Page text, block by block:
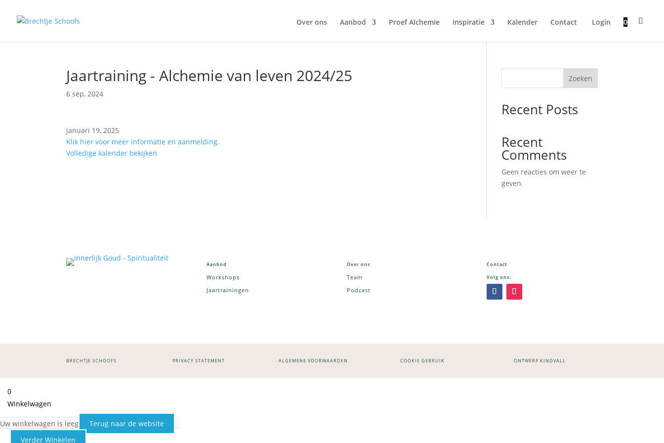
Over ons Aanbod Proef Alchemie Inspiratie Kalender Contact Login 0
Jaartraining - Alchemie van leven 2024/25
6 sep, 2024
Jaartraining
-
Alchemie
januari 19, 2025
Klik hier voor meer informatie en aanmelding.
Volledige kalender bekijken
Zoeken
Recent Posts
Recent
Comments
Geen reacties om weer te
geven.
Aanbod
Workshops
Jaartrainingen
Over ons
Team
Podcast
Contact
Volg ons:
BRECHTJE SCHOOFS PRIVACY STATEMENT ALGEMENE VOORWAARDEN COOKIE GEBRUIK ONTWERP KINDVALL
0
Winkelwagen
Uw winkelwagen is leeg
Terug naar de website
Verder Winkelen